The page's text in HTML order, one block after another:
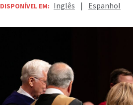
DISPONÍVEL EM: Inglês | Espanhol